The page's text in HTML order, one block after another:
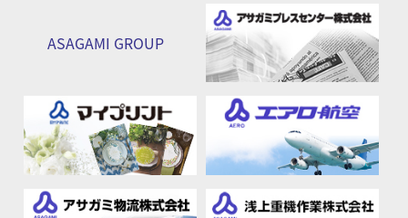
ASAGAMI GROUP